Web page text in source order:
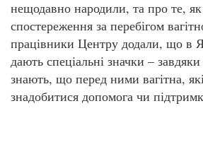
нещодавно народили, та про те, як
спостереження за перебігом
працівники Центру додали, що в
дають спеціальні значки –
знають, що перед ними вагітна,
знадобитися допомога чи